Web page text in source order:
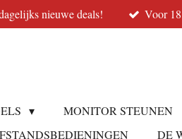
nieuwe deals! Voor
MONITOR STEUNEN
DE